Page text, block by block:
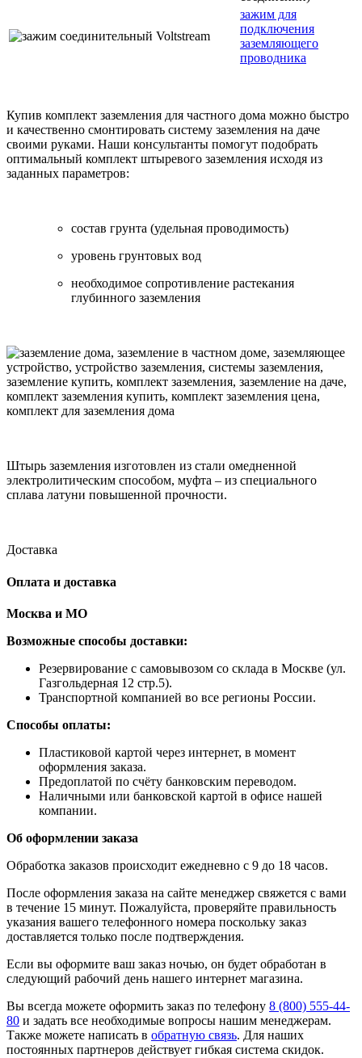
зажим для
подключения
заземляющего
проводника
Купив комплект заземления для частного дома можно быстро
и качественно смонтировать систему заземления на даче
своими руками. Наши консультанты помогут подобрать
оптимальный комплект штыревого заземления исходя из
заданных параметров:
состав грунта (удельная проводимость)
уровень грунтовых вод
необходимое сопротивление растекания
глубинного заземления
Штырь заземления изготовлен из стали омедненной
электролитическим способом, муфта – из специального
сплава латуни повышенной прочности.
Доставка
Оплата и доставка
Москва и МО
Возможные способы доставки:
​Резервирование с самовывозом со склада в Москве (ул.
Газгольдерная 12 стр.5).
Транспортной компанией во все регионы России.
Способы оплаты:
​Пластиковой картой через интернет, в момент
оформления заказа.
​Предоплатой по счёту банковским переводом.
​Наличными или банковской картой в офисе нашей
компании.
Об оформлении заказа
Обработка заказов происходит ежедневно с 9 до 18 часов.
После оформления заказа на сайте менеджер свяжется с вами
в течение 15 минут. Пожалуйста, проверяйте правильность
указания вашего телефонного номера поскольку заказ
доставляется только после подтверждения.
Если вы оформите ваш заказ ночью, он будет обработан в
следующий рабочий день нашего интернет магазина.
Вы всегда можете оформить заказ по телефону 8 (800) 555-44-
80 и задать все необходимые вопросы нашим менеджерам.
Также можете написать в обратную связь. Для наших
постоянных партнеров действует гибкая система скидок.